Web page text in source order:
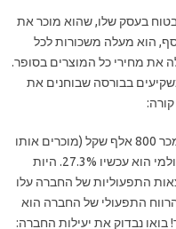
בעסק שלו, שהוא מוכר את
הוא מעלה משכורות לכל
את מחירי כל המוצרים בסופר.
בבורסה שבוחנים את
המכירות עלו ל- 1.1 מיליון שקל, הוצאות המכר 800 אלף שקל (מוכרים אותו
מספר מוצרים במחיר גבוה יותר), הרווח הגולמי הוא עכשיו 27.3%. היות
התפעוליות של החברה עלו
מכאן, שהרווח התפעולי של החברה הוא
12.27%. יפה מאוד! בואו נבדוק את יעילות החברה: